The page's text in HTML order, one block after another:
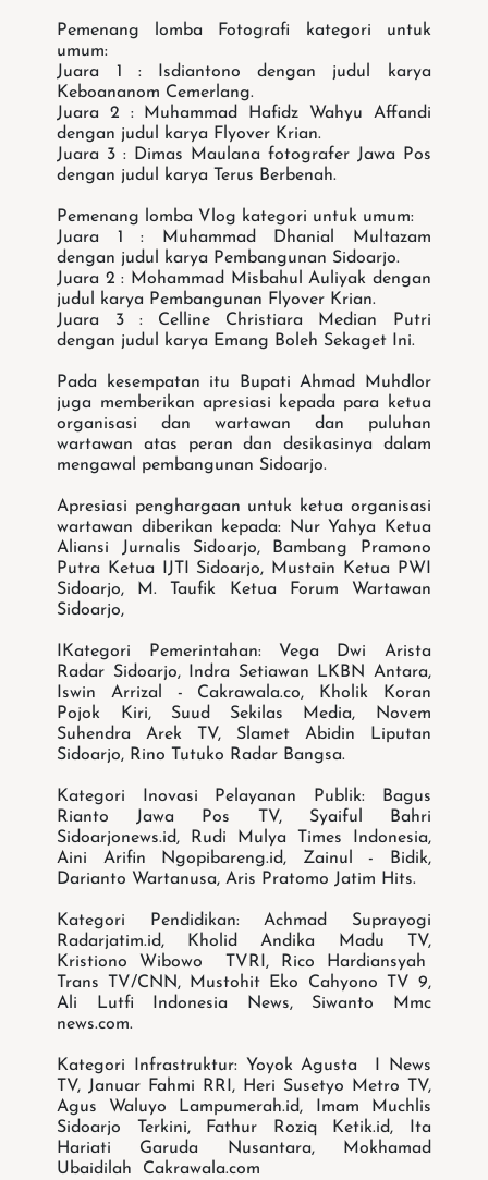
Pemenang lomba Fotografi kategori untuk
umum:
Juara 1 : Isdiantono dengan judul karya
Keboananom Cemerlang.
Juara 2 : Muhammad Hafidz Wahyu Affandi
dengan judul karya Flyover Krian.
Juara 3 : Dimas Maulana fotografer Jawa Pos
dengan judul karya Terus Berbenah.
Pemenang lomba Vlog kategori untuk umum:
Juara 1 : Muhammad Dhanial Multazam
dengan judul karya Pembangunan Sidoarjo.
Juara 2 : Mohammad Misbahul Auliyak dengan
judul karya Pembangunan Flyover Krian.
Juara 3 : Celline Christiara Median Putri
dengan judul karya Emang Boleh Sekaget Ini.
Pada kesempatan itu Bupati Ahmad Muhdlor
juga memberikan apresiasi kepada para ketua
organisasi dan wartawan dan puluhan
wartawan atas peran dan desikasinya dalam
mengawal pembangunan Sidoarjo.
Apresiasi penghargaan untuk ketua organisasi
wartawan diberikan kepada: Nur Yahya Ketua
Aliansi Jurnalis Sidoarjo, Bambang Pramono
Putra Ketua IJTI Sidoarjo, Mustain Ketua PWI
Sidoarjo, M. Taufik Ketua Forum Wartawan
Sidoarjo,
IKategori Pemerintahan: Vega Dwi Arista
Radar Sidoarjo, Indra Setiawan LKBN Antara,
Iswin Arrizal - Cakrawala.co, Kholik Koran
Pojok Kiri, Suud Sekilas Media, Novem
Suhendra Arek TV, Slamet Abidin Liputan
Sidoarjo, Rino Tutuko Radar Bangsa.
Kategori Inovasi Pelayanan Publik: Bagus
Rianto Jawa Pos TV, Syaiful Bahri
Sidoarjonews.id, Rudi Mulya Times Indonesia,
Aini Arifin Ngopibareng.id, Zainul - Bidik,
Darianto Wartanusa, Aris Pratomo Jatim Hits.
Kategori Pendidikan: Achmad Suprayogi
Radarjatim.id, Kholid Andika Madu TV,
Kristiono Wibowo TVRI, Rico Hardiansyah
Trans TV/CNN, Mustohit Eko Cahyono TV 9,
Ali Lutfi Indonesia News, Siwanto Mmc
news.com.
Kategori Infrastruktur: Yoyok Agusta I News
TV, Januar Fahmi RRI, Heri Susetyo Metro TV,
Agus Waluyo Lampumerah.id, Imam Muchlis
Sidoarjo Terkini, Fathur Roziq Ketik.id, Ita
Hariati Garuda Nusantara, Mokhamad
Ubaidilah Cakrawala.com